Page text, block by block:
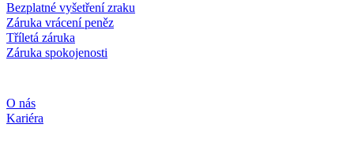
Bezplatné vyšetření zraku
Záruka vrácení peněz
Tříletá záruka
Záruka spokojenosti
O nás
Kariéra